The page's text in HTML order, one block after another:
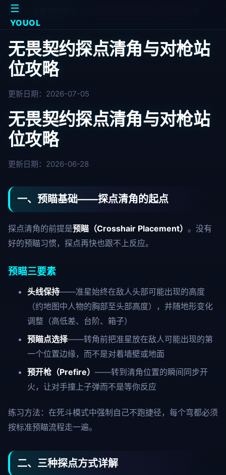
☰
YOUOL
首页
无畏契约探点清角与对枪站
位攻略
更新日期：2026-07-05
无畏契约探点清角与对枪站
位攻略
更新日期：2026-06-28
一、预瞄基础——探点清角的起点
探点清角的前提是预瞄（Crosshair Placement） 。没有
好的预瞄习惯，探点再快也跟不上反应。
预瞄三要素
头线保持——准星始终在敌人头部可能出现的高度
（约地图中人物的胸部至头部高度），并随地形变化
调整（高低差、台阶、箱子）
预瞄点选择——转角前把准星放在敌人可能出现的第
一个位置边缘，而不是对着墙壁或地面
预开枪（Prefire） ——转到清角位置的瞬间同步开
火，让对手撞上子弹而不是等你反应
练习方法：在死斗模式中强制自己不跑捷径，每个弯都必须
按标准预瞄流程走一遍。
二、三种探点方式详解